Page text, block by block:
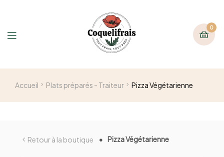
0
Accueil Plats préparés - Traiteur Pizza Végétarienne
Retour à la boutique Pizza Végétarienne